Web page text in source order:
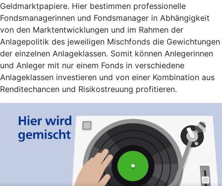
Geldmarktpapiere. Hier bestimmen professionelle
Fondsmanagerinnen und Fondsmanager in Abhängigkeit
von den Marktentwicklungen und im Rahmen der
Anlagepolitik des jeweiligen Mischfonds die Gewichtungen
der einzelnen Anlageklassen. Somit können Anlegerinnen
und Anleger mit nur einem Fonds in verschiedene
Anlageklassen investieren und von einer Kombination aus
Renditechancen und Risikostreuung profitieren.